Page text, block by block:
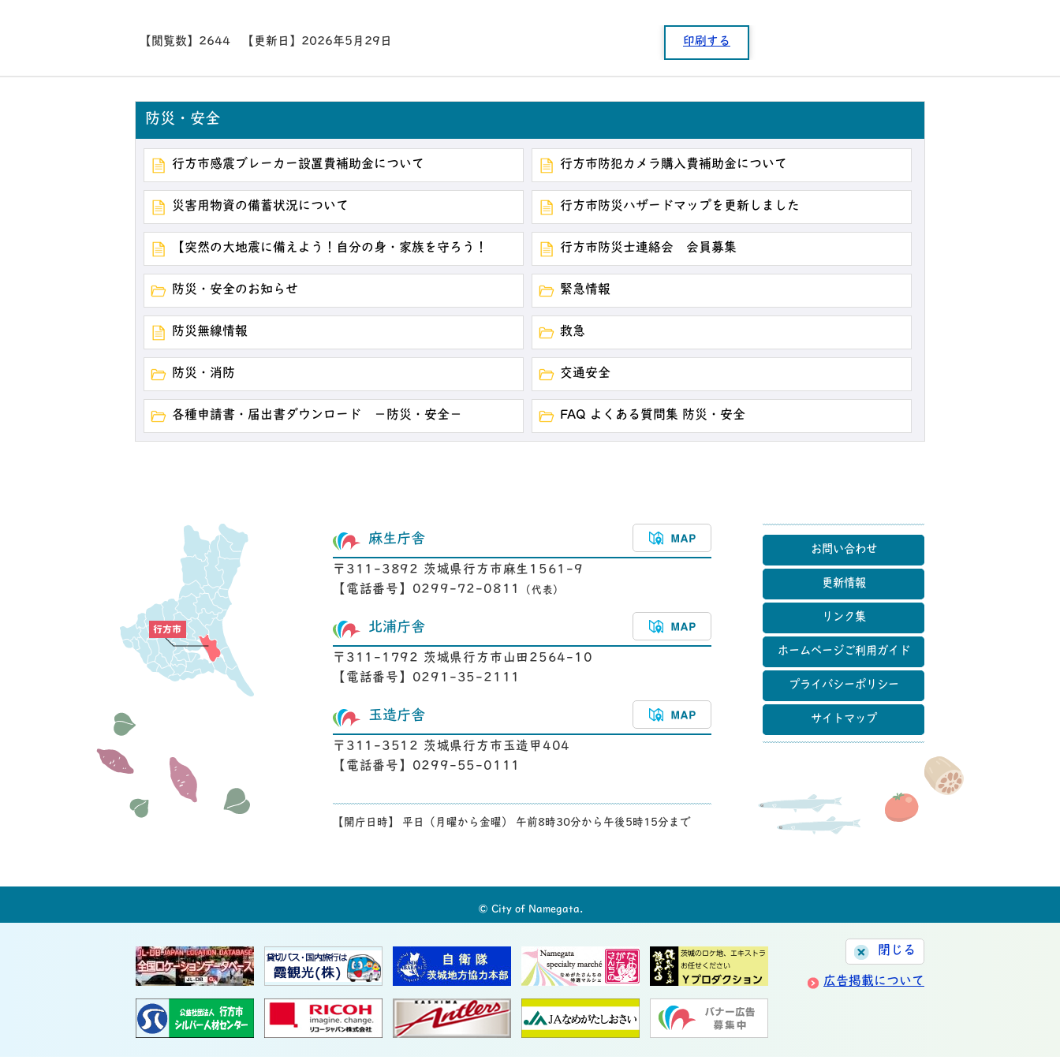
【閲覧数】 2644 【更新日】 2026年5月29日 印刷する
防災・安全
行方市感震ブレーカー設置費補助金について 行方市防犯カメラ購入費補助金について
災害用物資の備蓄状況について 行方市防災ハザードマップを更新しました
【突然の大地震に備えよう！自分の身・家族を守ろう！ 行方市防災士連絡会 会員募集
防災・安全のお知らせ 緊急情報
防災無線情報 救急
防災・消防 交通安全
各種申請書・届出書ダウンロード －防災・安全－ FAQ よくある質問集 防災・安全
麻生庁舎
〒311-3892 茨城県行方市麻生1561-9
【電話番号】0299-72-0811
（代表）
マップ
北浦庁舎
〒311-1792 茨城県行方市山田2564-10
【電話番号】0291-35-2111
玉造庁舎
〒311-3512 茨城県行方市玉造甲404
【電話番号】0299-55-0111
【開庁日時】 平日（月曜から金曜） 午前8時30分から午後5時15分まで
お問い合わせ
更新情報
リンク集
ホームページご利用ガイド
プライバシーポリシー
サイトマップ
© City of Namegata.
閉じる
広告掲載について